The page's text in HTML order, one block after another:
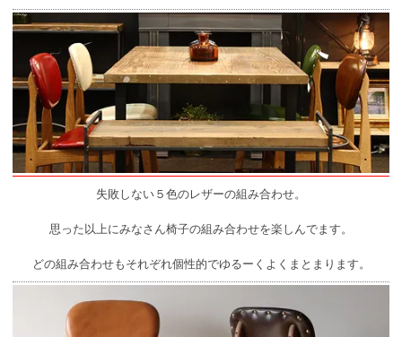
失敗しない５色のレザーの組み合わせ。
思った以上にみなさん椅子の組み合わせを楽しんでます。
どの組み合わせもそれぞれ個性的でゆるーくよくまとまります。